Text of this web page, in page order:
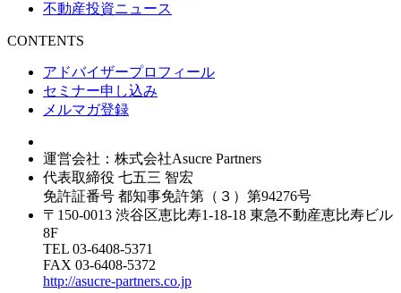
不動産投資ニュース
CONTENTS
アドバイザープロフィール
セミナー申し込み
メルマガ登録
運営会社：株式会社Asucre Partners
代表取締役 七五三 智宏
免許証番号 都知事免許第（３）第94276号
〒150-0013 渋谷区恵比寿1-18-18 東急不動産恵比寿ビル
8F
TEL 03-6408-5371
FAX 03-6408-5372
http://asucre-partners.co.jp